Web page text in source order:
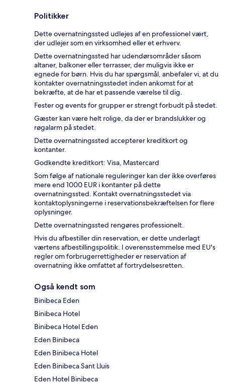
Politikker
Dette overnatningssted udlejes af en professionel vært,
der udlejer som en virksomhed eller et erhverv.
Dette overnatningssted har udendørsområder såsom
altaner, balkoner eller terrasser, der muligvis ikke er
egnede for børn. Hvis du har spørgsmål, anbefaler vi, at du
kontakter overnatningsstedet inden ankomst for at
bekræfte, at de har et passende værelse til dig.
Fester og events for grupper er strengt forbudt på stedet.
Gæster kan være helt rolige, da der er brandslukker og
røgalarm på stedet.
Dette overnatningssted accepterer kreditkort og
kontanter.
Godkendte kreditkort: Visa, Mastercard
Som følge af nationale reguleringer kan der ikke overføres
mere end 1000 EUR i kontanter på dette
overnatningssted. Kontakt overnatningsstedet via
kontaktoplysningerne i reservationsbekræftelsen for flere
oplysninger.
Dette overnatningssted rengøres professionelt.
Hvis du afbestiller din reservation, er dette underlagt
værtens afbestillingspolitik. I overensstemmelse med EU's
regler om forbrugerrettigheder er reservation af
overnatning ikke omfattet af fortrydelsesretten.
Også kendt som
Binibeca Eden
Binibeca Hotel
Binibeca Hotel Eden
Eden Binibeca
Eden Binibeca Hotel
Eden Binibeca Sant Lluis
Eden Hotel Binibeca